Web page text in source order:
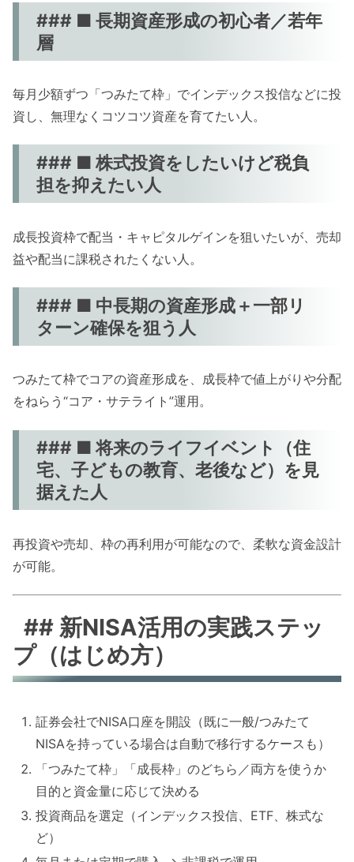
### ■ 長期資産形成の初心者／若年
層
毎月少額ずつ「つみたて枠」でインデックス投信などに投
資し、無理なくコツコツ資産を育てたい人。
### ■ 株式投資をしたいけど税負
担を抑えたい人
成長投資枠で配当・キャピタルゲインを狙いたいが、売却
益や配当に課税されたくない人。
### ■ 中長期の資産形成＋一部リ
ターン確保を狙う人
つみたて枠でコアの資産形成を、成長枠で値上がりや分配
をねらう“コア・サテライト”運用。
### ■ 将来のライフイベント（住
宅、子どもの教育、老後など）を見
据えた人
再投資や売却、枠の再利用が可能なので、柔軟な資金設計
が可能。
## 新NISA活用の実践ステッ
プ（はじめ方）
証券会社でNISA口座を開設（既に一般/つみたて
NISAを持っている場合は自動で移行するケースも）
「つみたて枠」「成長枠」のどちら／両方を使うか
目的と資金量に応じて決める
投資商品を選定（インデックス投信、ETF、株式な
ど）